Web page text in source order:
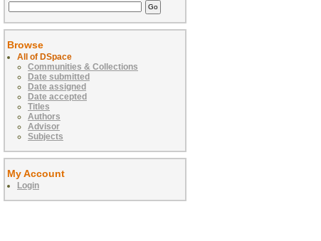
Browse
All of DSpace
Communities & Collections
Date submitted
Date assigned
Date accepted
Titles
Authors
Advisor
Subjects
My Account
Login